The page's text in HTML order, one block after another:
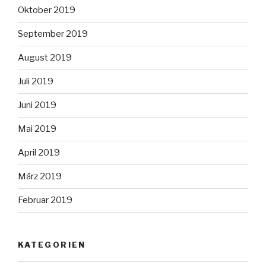
Oktober 2019
September 2019
August 2019
Juli 2019
Juni 2019
Mai 2019
April 2019
März 2019
Februar 2019
KATEGORIEN